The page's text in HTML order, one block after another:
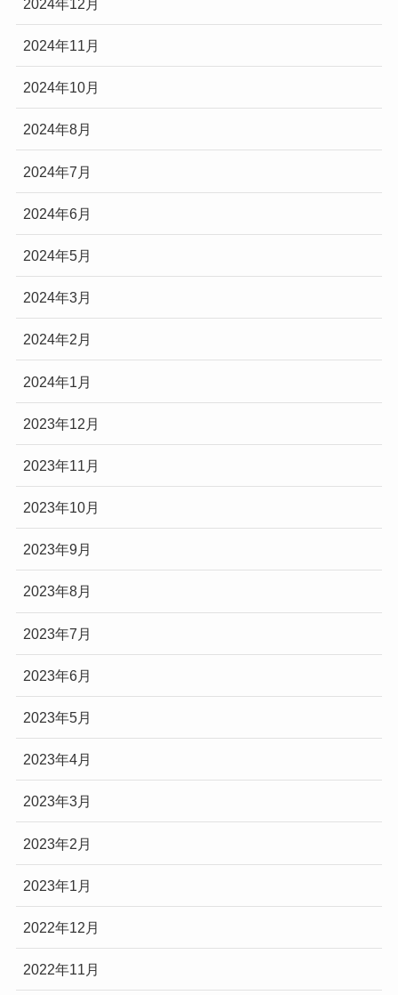
2024年12月
2024年11月
2024年10月
2024年8月
2024年7月
2024年6月
2024年5月
2024年3月
2024年2月
2024年1月
2023年12月
2023年11月
2023年10月
2023年9月
2023年8月
2023年7月
2023年6月
2023年5月
2023年4月
2023年3月
2023年2月
2023年1月
2022年12月
2022年11月